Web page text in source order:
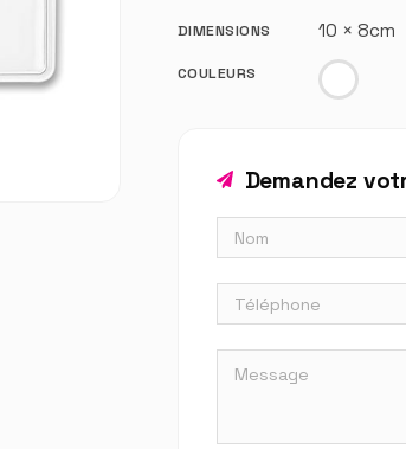
DIMENSIONS 10 × 8cm
COULEURS
Demandez